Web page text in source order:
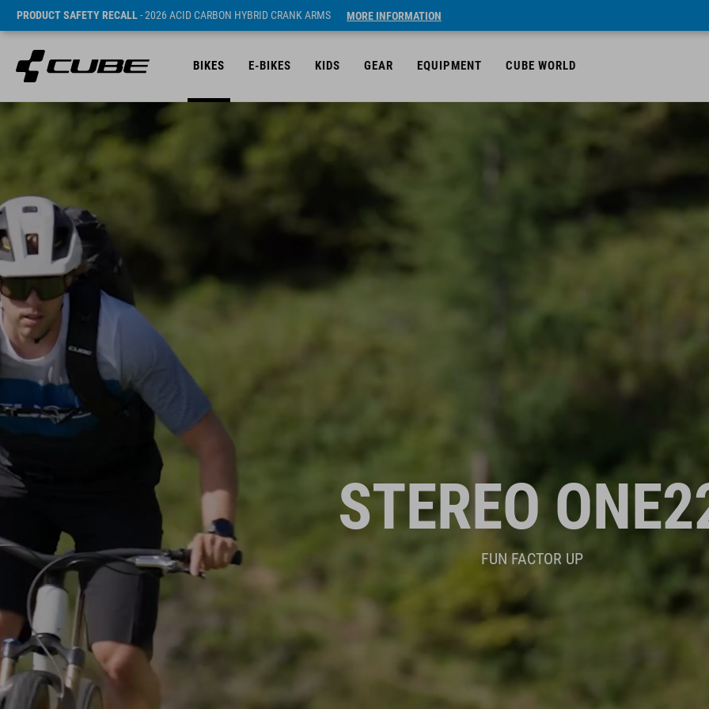
PRODUCT SAFETY RECALL- 2026 ACID CARBON HYBRID CRANK ARMS MORE INFORMATION
BIKES E-BIKES KIDS GEAR EQUIPMENT CUBE WORLD
STEREO
FUN FACTOR UP